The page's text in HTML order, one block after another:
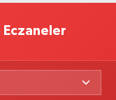
Eczaneler